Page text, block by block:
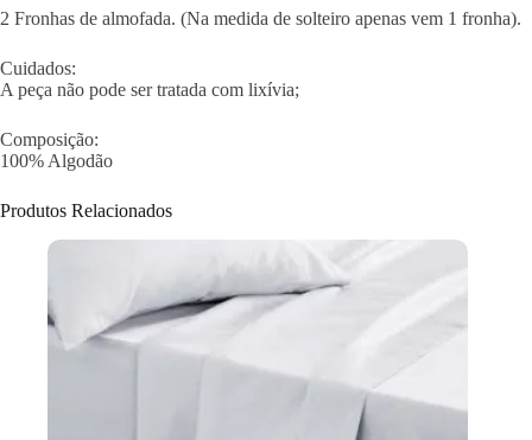
2 Fronhas de almofada. (Na medida de solteiro apenas vem 1 fronha).
Cuidados:
A peça não pode ser tratada com lixívia;
Composição:
100% Algodão
Produtos Relacionados